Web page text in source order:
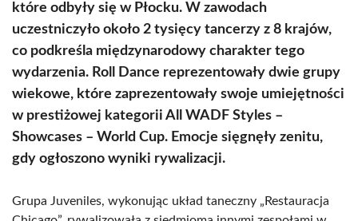
które odbyły się w Płocku. W zawodach
uczestniczyło około 2 tysięcy tancerzy z 8 krajów,
co podkreśla międzynarodowy charakter tego
wydarzenia. Roll Dance reprezentowały dwie grupy
wiekowe, które zaprezentowały swoje umiejętności
w prestiżowej kategorii All WADF Styles –
Showcases – World Cup. Emocje sięgnęły zenitu,
gdy ogłoszono wyniki rywalizacji.
Grupa Juveniles, wykonując układ taneczny „Restauracja